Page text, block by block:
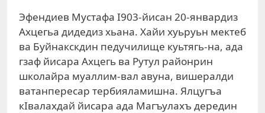
Эфендиев Мустафа I903-йисан 20-январдиз
Ахцегьа дидедиз хьана. Хайи хуьруьн мектеб
ва Буйнакскдин педучилище куьтягь-на, ада
гзаф йисара Ахцегь ва Рутул районрин
школайра муаллим-вал авуна, вишералди
ватанпересар тербияламишна. Ялцугъа
кIвалахдай йисара ада Магъулахъ дередин